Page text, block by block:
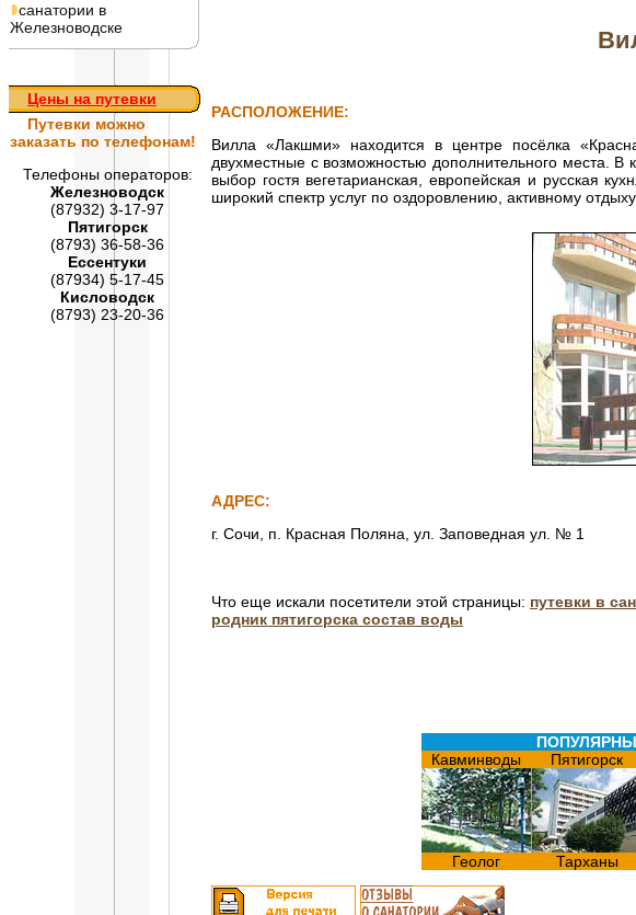
санатории в
Железноводске
Цены на путевки
Путевки можно
заказать по телефонам!
Телефоны операторов:
Железноводск
(87932) 3-17-97
Пятигорск
(8793) 36-58-36
Ессентуки
(87934) 5-17-45
Кисловодск
(8793) 23-20-36
РАСПОЛОЖЕНИЕ:
Вилла «Лакшми» находится в центре посёлка
двухместные с возможностью дополнительного места.
выбор гостя вегетарианская, европейская и русская
широкий спектр услуг по оздоровлению, активному
АДРЕС:
г. Сочи, п. Красная Поляна, ул. Заповедная ул. № 1
Что еще искали посетители этой страницы: путевки в
родник пятигорска состав воды
Кавминводы
Пятигорск
Геолог Тарханы